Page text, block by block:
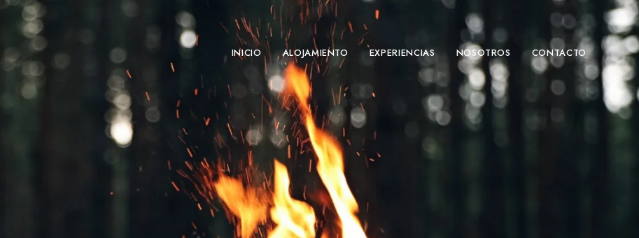
INICIO ALOJAMIENTO EXPERIENCIAS NOSOTROS CONTACTO